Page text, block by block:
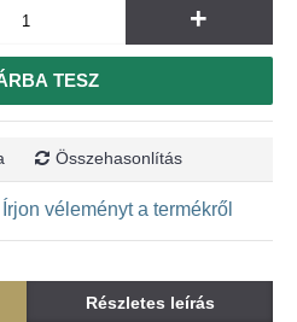
+
TESZ
Összehasonlítás
Írjon véleményt a termékről
Részletes leírás